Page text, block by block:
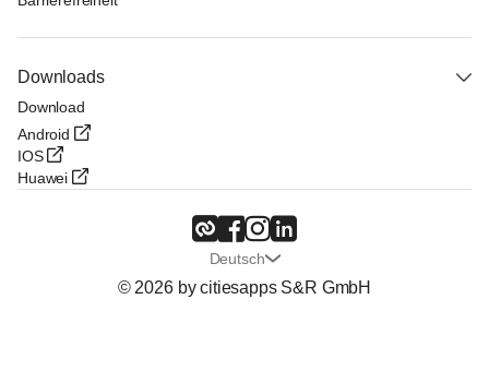
Downloads
Download
Android
IOS
Huawei
Deutsch
© 2026 by citiesapps S&R GmbH